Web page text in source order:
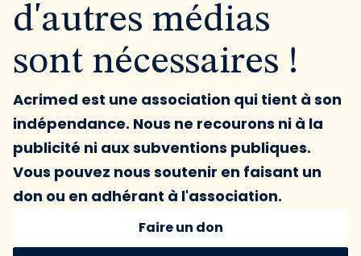
d'autres médias
sont nécessaires !
Acrimed est une association qui tient à son
indépendance. Nous ne recourons ni à la
publicité ni aux subventions publiques.
Vous pouvez nous soutenir en faisant un
don ou en adhérant à l'association.
Faire un don